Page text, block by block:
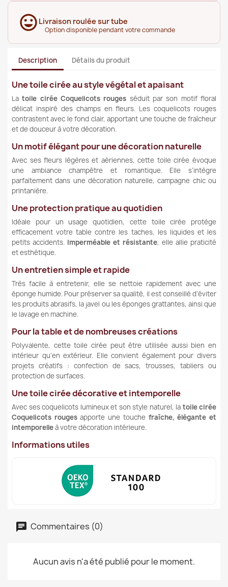
Livraison roulée sur tube
Option disponible pendant votre commande
Description Détails du produit
Une toile cirée au style végétal et apaisant
Latoile cirée Coquelicots rouges séduit par son motif floral
délicat inspiré des champs en fleurs. Les coquelicots rouges
contrastent avec le fond clair, apportant une touche de fraîcheur
et de douceur à votre décoration.
Un motif élégant pour une décoration naturelle
Avec ses fleurs légères et aériennes, cette toile cirée évoque
une ambiance champêtre et romantique. Elle s’intègre
parfaitement dans une décoration naturelle, campagne chic ou
printanière.
Une protection pratique au quotidien
Idéale pour un usage quotidien, cette toile cirée protège
efficacement votre table contre les taches, les liquides et les
petits accidents. Imperméable et résistante, elle allie praticité
et esthétique.
Un entretien simple et rapide
Très facile à entretenir, elle se nettoie rapidement avec une
éponge humide. Pour préserver sa qualité, il est conseillé d’éviter
les produits abrasifs, la javel ou les éponges grattantes, ainsi que
le lavage en machine.
Pour la table et de nombreuses créations
Polyvalente, cette toile cirée peut être utilisée aussi bien en
intérieur qu’en extérieur. Elle convient également pour divers
projets créatifs : confection de sacs, trousses, tabliers ou
protection de surfaces.
Une toile cirée décorative et intemporelle
Avec ses coquelicots lumineux et son style naturel, la toile cirée
Coquelicots rougesapporte une touche fraîche, élégante et
intemporelleà votre décoration intérieure.
Informations utiles
Commentaires (0)
Aucun avis n'a été publié pour le moment.